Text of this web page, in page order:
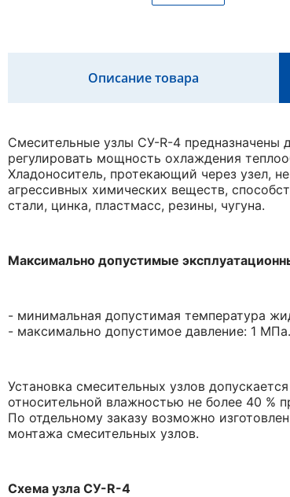
Описание товара
Смесительные узлы СУ-R-4 предназначены
регулировать мощность охлаждения
Хладоноситель, протекающий через узел,
агрессивных химических веществ,
стали, цинка, пластмасс, резины, чугуна.
Максимально допустимые
- минимальная допустимая температура
- максимально допустимое давление: 1 МПа.
Установка смесительных узлов
относительной влажностью не более 40 %
По отдельному заказу возможно
монтажа смесительных узлов.
Схема узла СУ-R-4